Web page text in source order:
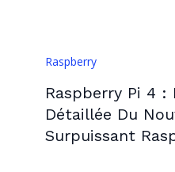
Raspberry
Raspberry Pi 4 :
Détaillée Du
Surpuissant